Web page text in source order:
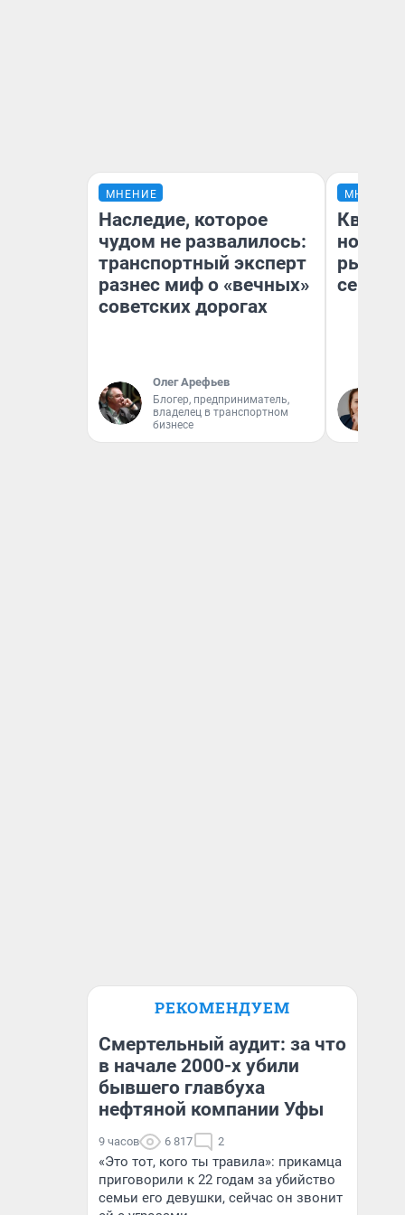
МНЕНИЕ
Наследие, которое
чудом не развалилось:
транспортный эксперт
разнес миф о «вечных»
советских дорогах
Олег Арефьев
Блогер, предприниматель,
владелец в транспортном
бизнесе
МНЕНИЕ
но
рынок
РЕКОМЕНДУЕМ
Смертельный аудит: за что
в начале 2000-х убили
бывшего главбуха
нефтяной компании Уфы
9 часов 6 817 2
«Это тот, кого ты травила»: прикамца
приговорили к 22 годам за убийство
семьи его девушки, сейчас он звонит